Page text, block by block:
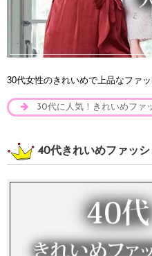
30代女性のきれいめで上品なファ
30代に人気！きれいめファ
40代きれいめファッ